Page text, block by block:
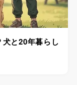
と20年暮らし